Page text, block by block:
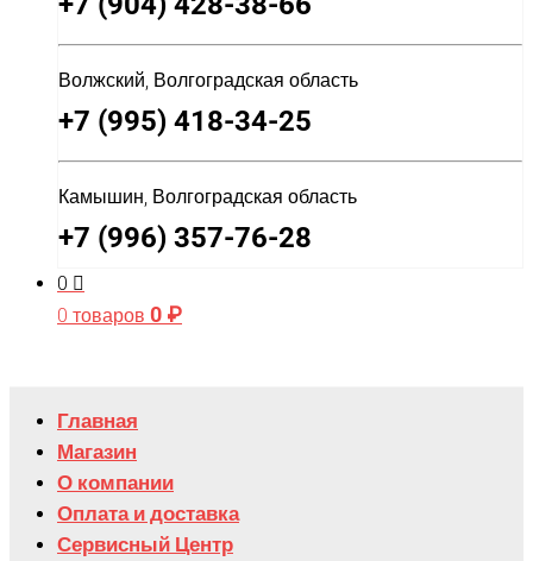
Волжский, Волгоградская область
+7 (995) 418-34-25
Камышин, Волгоградская область
+7 (996) 357-76-28
0
0 товаров 0 ₽
Главная
Магазин
О компании
Оплата и доставка
Сервисный Центр